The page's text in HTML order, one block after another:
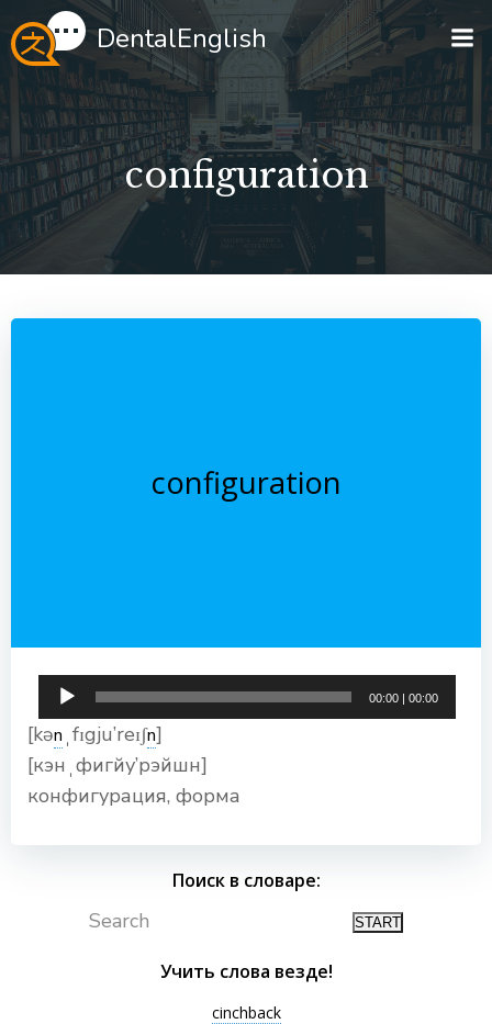
Перейти
к
содержимому
DentalEnglish
configuration
configuration
Аудиоплеер
00:00 |00:00
[kən ˌfɪgju’reɪʃn]
[кэнˌфигйу’рэйшн]
конфигурация, форма
Поиск в словаре:
Search
Учить слова везде!
cinchback